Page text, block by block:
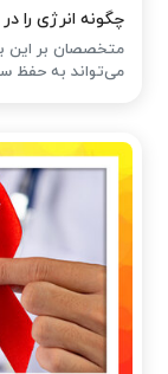
چگونه انرژی را
متخصصان بر این
می‌تواند به حفظ